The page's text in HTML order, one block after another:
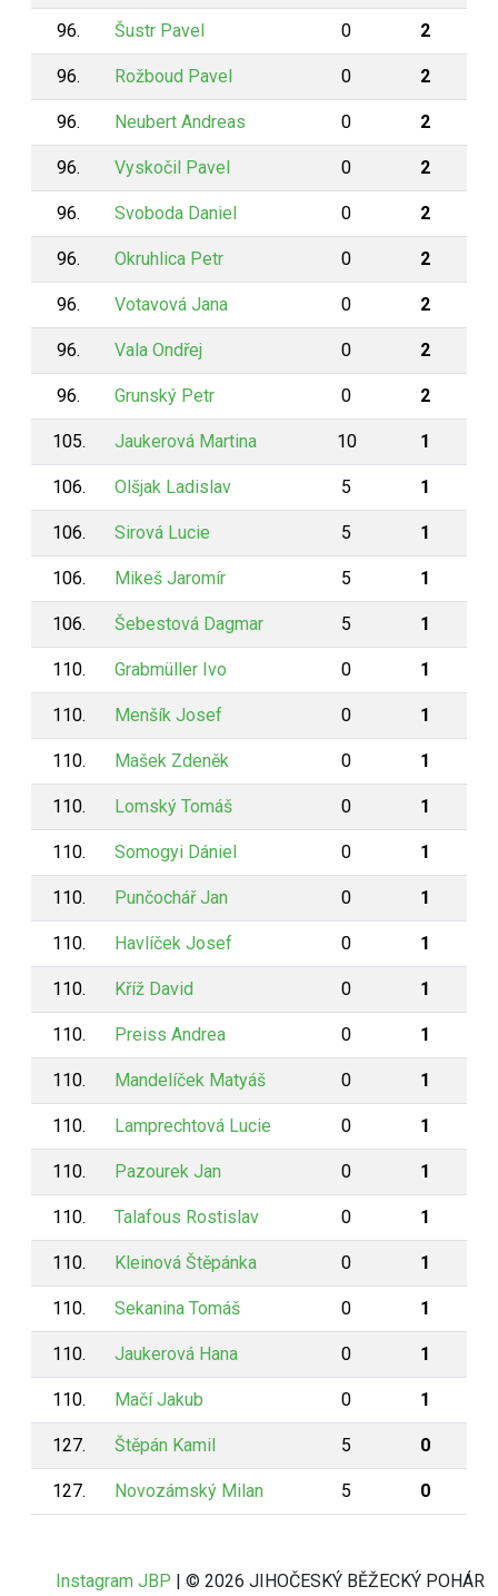
96. Šustr Pavel 0 2
96. Rožboud Pavel 0 2
96. Neubert Andreas 0 2
96. Vyskočil Pavel 0 2
96. Svoboda Daniel 0 2
96. Okruhlica Petr 0 2
96. Votavová Jana 0 2
96. Vala Ondřej 0 2
96. Grunský Petr 0 2
105. Jaukerová Martina 10 1
106. Olšjak Ladislav 5 1
106. Sirová Lucie 5 1
106. Mikeš Jaromír 5 1
106. Šebestová Dagmar 5 1
110. Grabmüller Ivo 0 1
110. Menšík Josef 0 1
110. Mašek Zdeněk 0 1
110. Lomský Tomáš 0 1
110. Somogyi Dániel 0 1
110. Punčochář Jan 0 1
110. Havlíček Josef 0 1
110. Kříž David 0 1
110. Preiss Andrea 0 1
110. Mandelíček Matyáš 0 1
110. Lamprechtová Lucie 0 1
110. Pazourek Jan 0 1
110. Talafous Rostislav 0 1
110. Kleinová Štěpánka 0 1
110. Sekanina Tomáš 0 1
110. Jaukerová Hana 0 1
110. Mačí Jakub 0 1
127. Štěpán Kamil 5 0
127. Novozámský Milan 5 0
Instagram JBP | © 2026 JIHOČESKÝ BĚŽECKÝ POHÁR